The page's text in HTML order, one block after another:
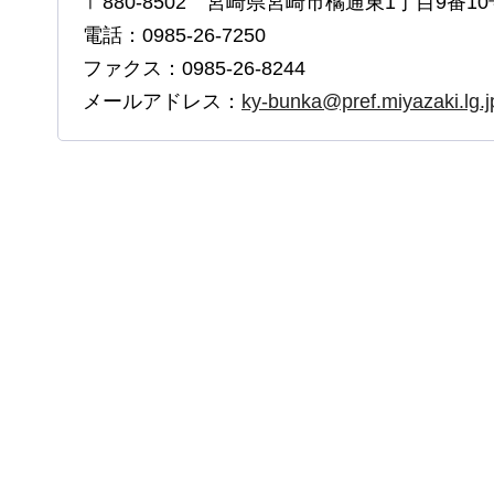
電話：0985-26-7250
ファクス：0985-26-8244
メールアドレス： ky-